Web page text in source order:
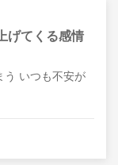
げてくる感情
う いつも不安が